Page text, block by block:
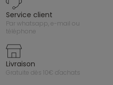
service client
par whatsapp, e-mail ou
téléphone
livraison
gratuite dès 10€ d'achats